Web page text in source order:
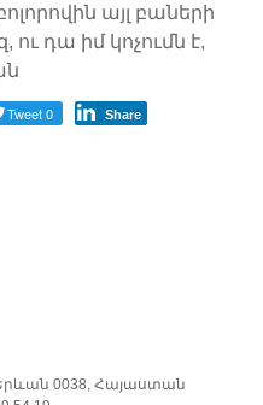
այլ բաների
ու դա իմ կոչումն է,
Tweet 0 Share
0038, Հայաստան